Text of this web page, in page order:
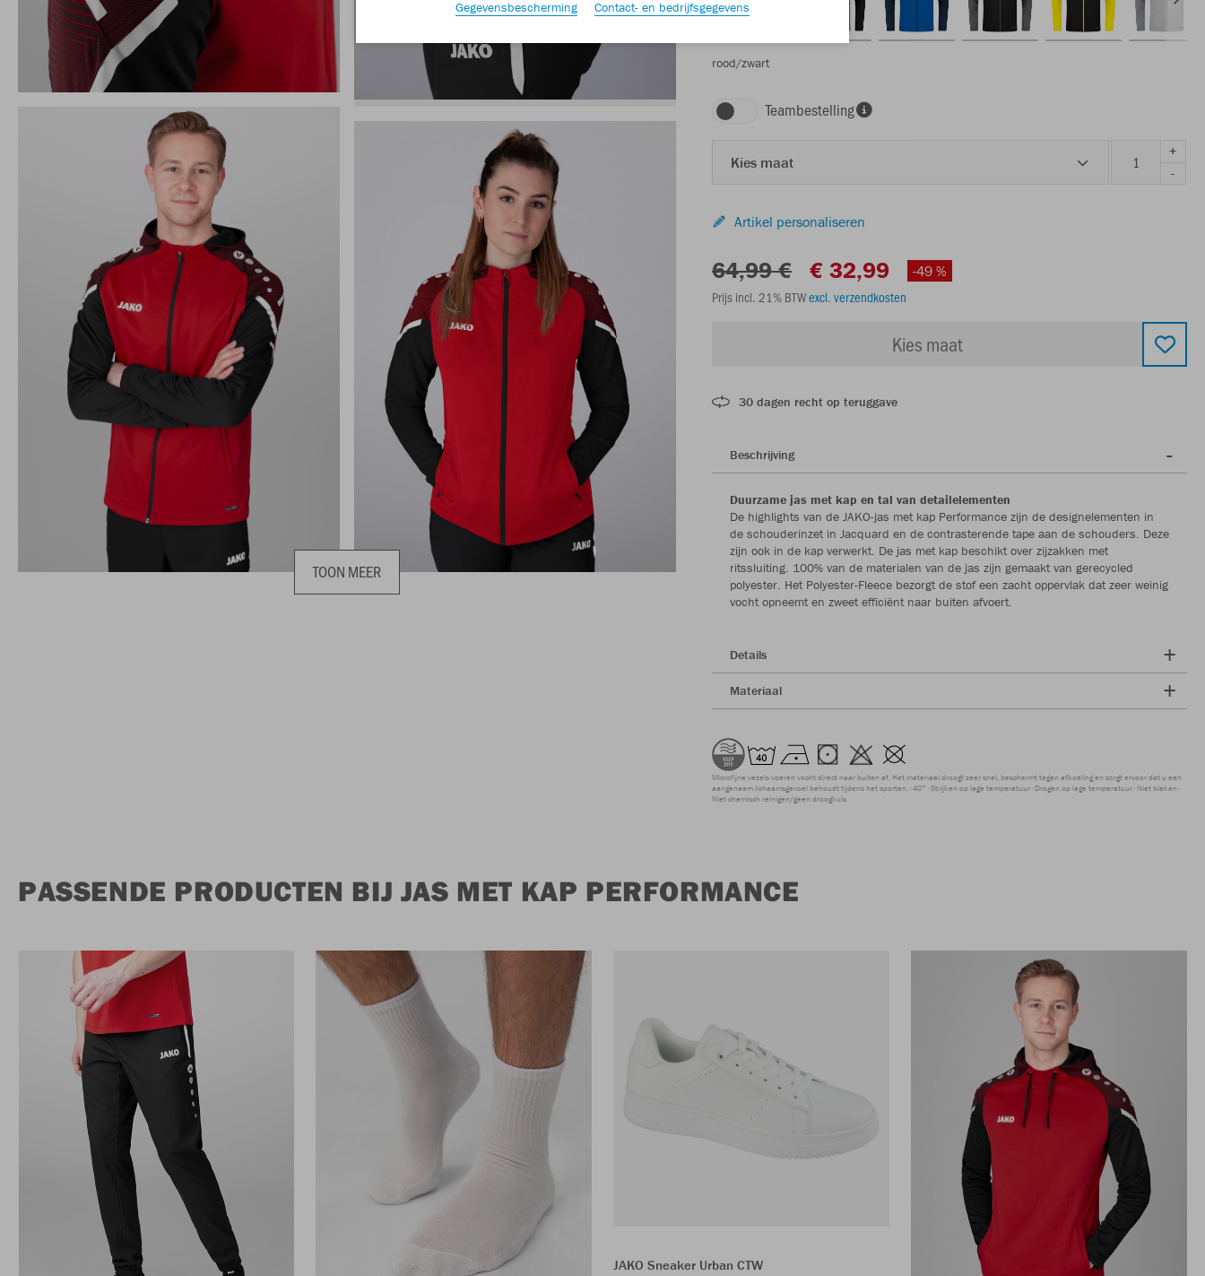
TOON MEER
rood/zwart
Teambestelling
Kies maat
+
-
Artikel personaliseren
64,99 € € 32,99
-49 %
Prijs incl. 21% BTWexcl. verzendkosten
Kies maat
30 dagen recht op teruggave
Beschrijving
Duurzame jas met kap en tal van detailelementen
De highlights van de JAKO-jas met kap Performance zijn de designelementen in
de schouderinzet in Jacquard en de contrasterende tape aan de schouders. Deze
zijn ook in de kap verwerkt. De jas met kap beschikt over zijzakken met
ritssluiting. 100% van de materialen van de jas zijn gemaakt van gerecycled
polyester. Het Polyester-Fleece bezorgt de stof een zacht oppervlak dat zeer weinig
vocht opneemt en zweet efficiënt naar buiten afvoert.
Details
Materiaal
Microfijne vezels voeren vocht direct naar buiten af. Het materiaal droogt zeer snel, beschermt tegen afkoeling en zorgt ervoor dat u een
aangenaam lichaamsgevoel behoudt tijdens het sporten. 40° Strijken op lage temperatuur Drogen op lage temperatuur Niet bleken
Niet chemisch reinigen/geen droogkuis
PASSENDE PRODUCTEN BIJ JAS MET KAP PERFORMANCE
JAKO Sneaker Urban CTW
Gegevensbescherming Contact- en bedrijfsgegevens